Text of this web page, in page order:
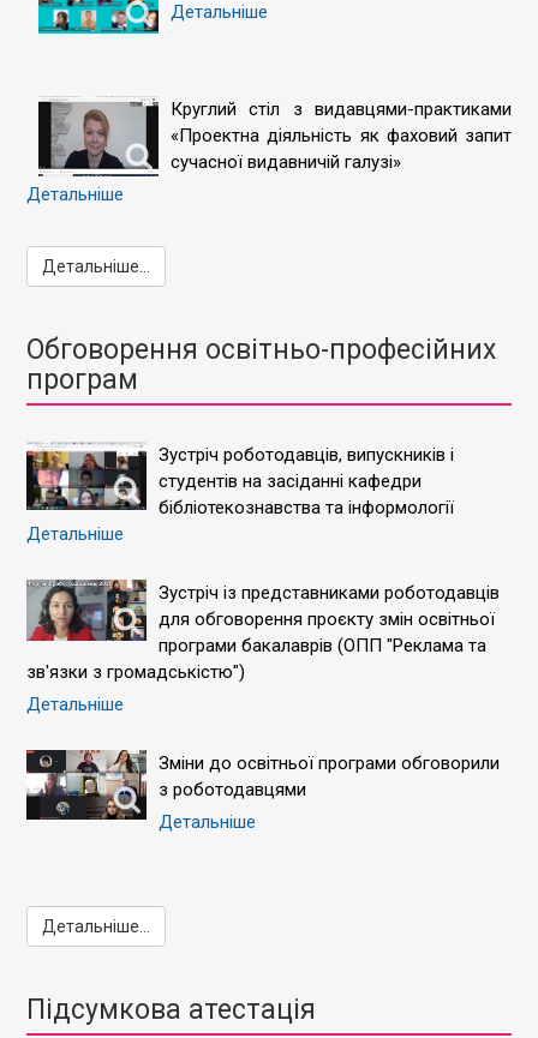
Детальніше
Круглий стіл з видавцями-практиками
«Проектна діяльність як фаховий запит
сучасної видавничій галузі»
Детальніше
Детальніше...
Обговорення освітньо-професійних
програм
Зустріч роботодавців, випускників і
студентів на засіданні кафедри
бібліотекознавства та інформології
Детальніше
Зустріч із представниками роботодавців
для обговорення проєкту змін освітньої
програми бакалаврів (ОПП "Реклама та
зв'язки з громадськістю")
Детальніше
Зміни до освітньої програми обговорили
з роботодавцями
Детальніше
Детальніше...
Підсумкова атестація